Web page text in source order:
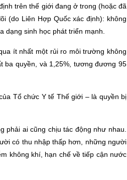
trên thế giới đang ở trong (hoặc đã
(do Liên Hợp Quốc xác định): không
sinh học phát triển mạnh.
ít nhất một rủi ro môi trường không
ba quyền, và 1,25%, tương đương 95
Tổ chức Y tế Thế giới – là quyền bị
ai cũng chịu tác động như nhau.
có thu nhập thấp hơn, những người
không khí, hạn chế về tiếp cận nước